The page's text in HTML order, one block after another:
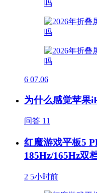
6 07.06
为什么感觉苹果
问答 11
红魔游戏平板5
185Hz/165Hz双
2 5小时前